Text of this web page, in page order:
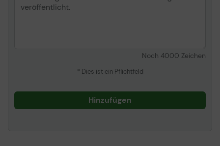
Noch 4000 Zeichen
* Dies ist ein Pflichtfeld
Hinzufügen